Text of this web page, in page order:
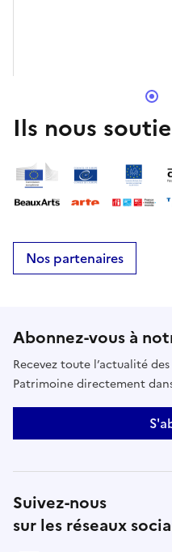
Ils nous
Nos partenaires
Abonnez-vous à
Recevez toute l’actualité
Patrimoine directement
Suivez-nous
sur les réseaux